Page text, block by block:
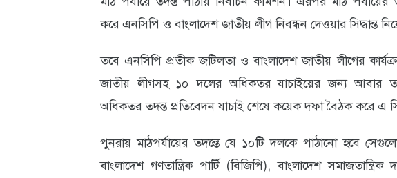
করে এনসিপি ও বাংলাদেশ জাতীয় লীগ নিবন্ধন দেওয়ার সিদ্ধান্ত
তবে এনসিপি প্রতীক জটিলতা ও বাংলাদেশ জাতীয় লীগের
জাতীয় লীগসহ ১০ দলের অধিকতর যাচাইয়ের জন্য আবার
অধিকতর তদন্ত প্রতিবেদন যাচাই শেষে কয়েক দফা বৈঠক করে এ
পুনরায় মাঠপর্যায়ের তদন্তে যে ১০টি দলকে পাঠানো হবে
বাংলাদেশ গণতান্ত্রিক পার্টি (বিজিপি), বাংলাদেশ